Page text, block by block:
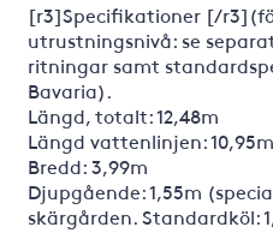
[r3]Specifikationer [/
utrustningsnivå: se
ritningar samt
Bavaria).
Längd, totalt: 12,48m
Längd vattenlinjen: 10,95m
Bredd: 3,99m
Djupgående: 1,55m
skärgården. Standardköl: